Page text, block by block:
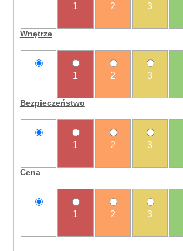
1 2 3
Wnętrze
1 2 3
Bezpieczeństwo
1 2 3
Cena
1 2 3